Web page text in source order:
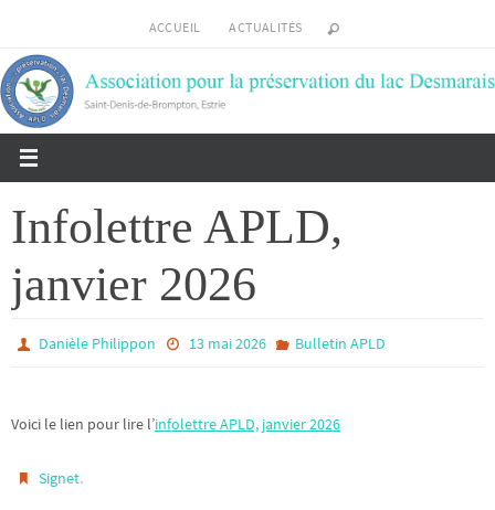
le
contenu
ACCUEIL ACTUALITÉS
Infolettre APLD,
janvier 2026
Danièle Philippon 13 mai 2026 Bulletin APLD
Voici le lien pour lire l’infolettre APLD, janvier 2026
Signet.